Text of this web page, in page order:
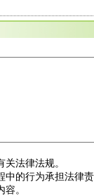
法律法规。
中的行为承担法律
。